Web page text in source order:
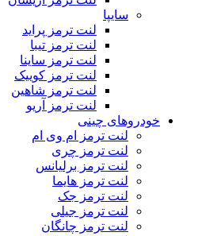
سایپا
لنت ترمز پراید
لنت ترمز تیبا
لنت ترمز ساینا
لنت ترمز کوییک
لنت ترمز شاهین
لنت ترمز آریو
خودروهای چینی
لنت ترمز ام وی ام
لنت ترمز چری
لنت ترمز برلیانس
لنت ترمز هایما
لنت ترمز جک
لنت ترمز جیلی
لنت ترمز چانگان